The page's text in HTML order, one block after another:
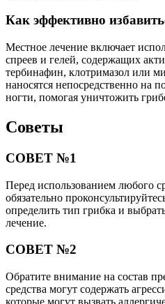
Как эффективно
Местное лечение включает
спреев и гелей, содержащих
тербинафин, клотримазол или
наносятся непосредственно на
ногти, помогая уничтожить
Советы
СОВЕТ №1
Перед использованием любого
обязательно
определить тип грибка и
лечение.
СОВЕТ №2
Обратите внимание на состав
средства могут содержать
которые могут вызвать